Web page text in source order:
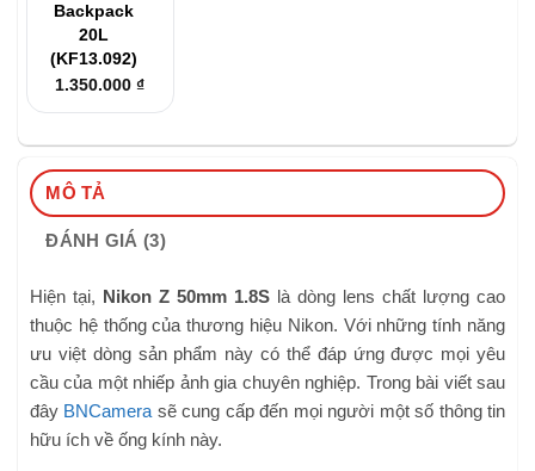
Backpack
20L
(KF13.092)
1.350.000₫
MÔ TẢ
ĐÁNH GIÁ (3)
Hiện tại, Nikon Z 50mm 1.8S là dòng lens chất lượng cao
thuộc hệ thống của thương hiệu Nikon. Với những tính năng
ưu việt dòng sản phẩm này có thể đáp ứng được mọi yêu
cầu của một nhiếp ảnh gia chuyên nghiệp. Trong bài viết sau
đây BNCamerasẽ cung cấp đến mọi người một số thông tin
hữu ích về ống kính này.